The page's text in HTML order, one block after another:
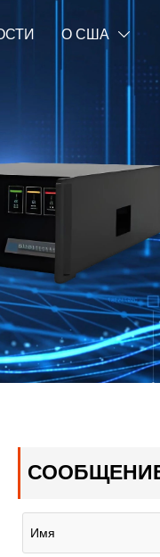
О США 